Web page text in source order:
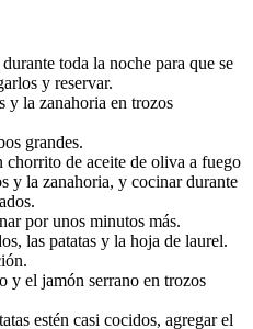
toda la noche para que se
y reservar.
y la zanahoria en trozos
grandes.
de aceite de oliva a fuego
y la zanahoria, y cocinar durante
por unos minutos más.
las patatas y la hoja de laurel.
y el jamón serrano en trozos
estén casi cocidos, agregar el